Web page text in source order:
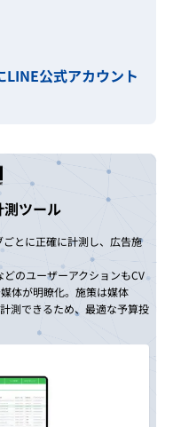
LINE公式アカウント
ツール
とに正確に計測し、広告施
のユーザーアクションもCV
体が明瞭化。施策は媒体
測できるため、最適な予算投